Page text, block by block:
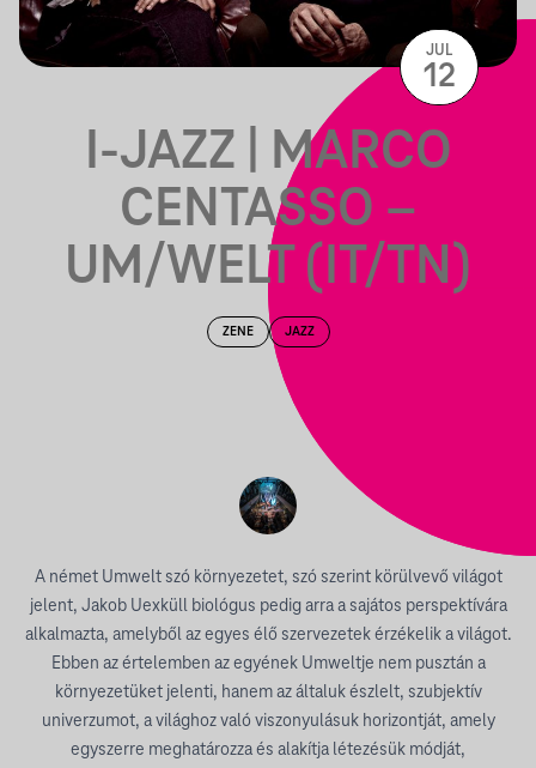
I-JAZZ | MARCO
CENTASSO –
UM/WELT (IT/TN)
ZENE JAZZ
A német Umwelt szó környezetet, szó szerint körülvevő világot
jelent, Jakob Uexküll biológus pedig arra a sajátos perspektívára
alkalmazta, amelyből az egyes élő szervezetek érzékelik a világot.
Ebben az értelemben az egyének Umweltje nem pusztán a
környezetüket jelenti, hanem az általuk észlelt, szubjektív
univerzumot, a világhoz való viszonyulásuk horizontját, amely
egyszerre meghatározza és alakítja létezésük módját,
JUL
12